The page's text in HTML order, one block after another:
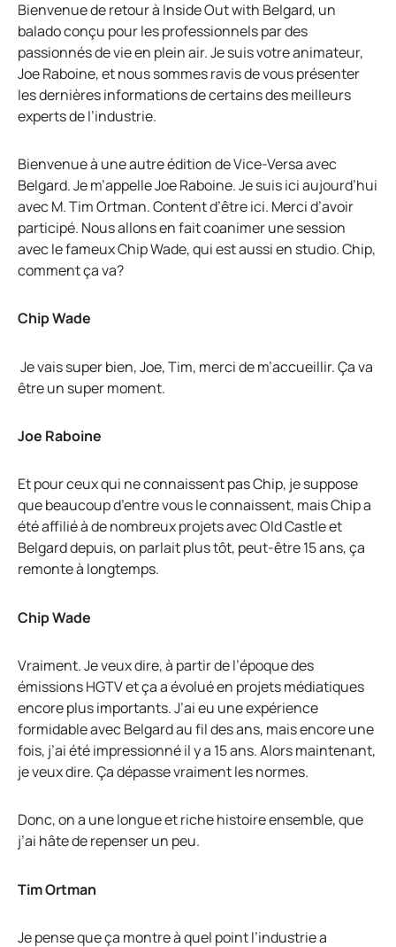
w
t
a
b
Bienvenue de retour à Inside Out with Belgard, un
balado conçu pour les professionnels par des
passionnés de vie en plein air. Je suis votre animateur,
Joe Raboine, et nous sommes ravis de vous présenter
les dernières informations de certains des meilleurs
experts de l’industrie.
Bienvenue à une autre édition de Vice-Versa avec
Belgard. Je m’appelle Joe Raboine. Je suis ici aujourd’hui
avec M. Tim Ortman. Content d’être ici. Merci d’avoir
participé. Nous allons en fait coanimer une session
avec le fameux Chip Wade, qui est aussi en studio. Chip,
comment ça va?
Chip Wade
Je vais super bien, Joe, Tim, merci de m’accueillir. Ça va
être un super moment.
Joe Raboine
Et pour ceux qui ne connaissent pas Chip, je suppose
que beaucoup d’entre vous le connaissent, mais Chip a
été affilié à de nombreux projets avec Old Castle et
Belgard depuis, on parlait plus tôt, peut-être 15 ans, ça
remonte à longtemps.
Chip Wade
Vraiment. Je veux dire, à partir de l’époque des
émissions HGTV et ça a évolué en projets médiatiques
encore plus importants. J’ai eu une expérience
formidable avec Belgard au fil des ans, mais encore une
fois, j’ai été impressionné il y a 15 ans. Alors maintenant,
je veux dire. Ça dépasse vraiment les normes.
Donc, on a une longue et riche histoire ensemble, que
j’ai hâte de repenser un peu.
Tim Ortman
Je pense que ça montre à quel point l’industrie a